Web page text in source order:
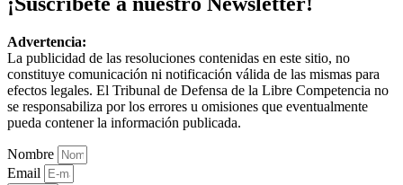
Advertencia:
La publicidad de las resoluciones contenidas en este sitio, no
constituye comunicación ni notificación válida de las mismas para
efectos legales. El Tribunal de Defensa de la Libre Competencia no
se responsabiliza por los errores u omisiones que eventualmente
pueda contener la información publicada.
Nombre
Email